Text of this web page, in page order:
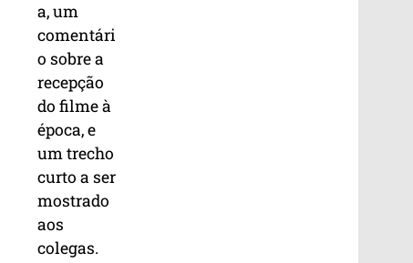
a, um
comentári
o sobre a
recepção
do filme à
época, e
um trecho
curto a ser
mostrado
aos
colegas.